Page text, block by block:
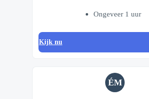
Ongeveer 1 uur
Kijk nu
ÉM